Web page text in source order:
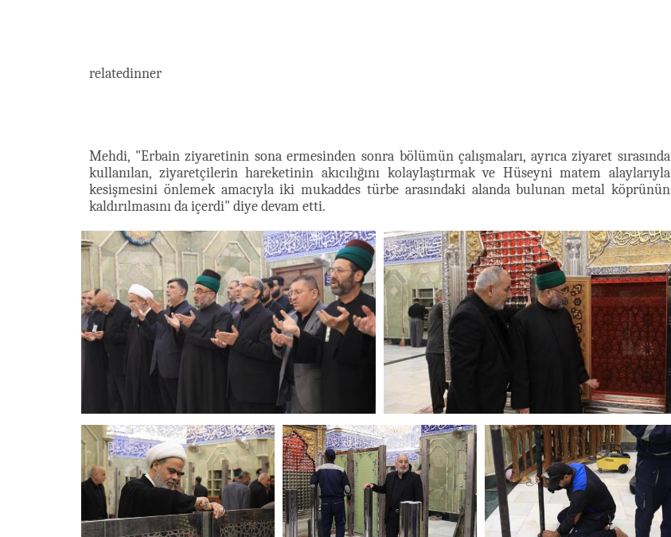
relatedinner
Mehdi, "Erbain ziyaretinin sona ermesinden sonra bölümün çalışmaları, ayrıca ziyaret sırasında
kullanılan, ziyaretçilerin hareketinin akıcılığını kolaylaştırmak ve Hüseyni matem alaylarıyla
kesişmesini önlemek amacıyla iki mukaddes türbe arasındaki alanda bulunan metal köprünün
kaldırılmasını da içerdi" diye devam etti.​​​​​​​​​​​​​​​​